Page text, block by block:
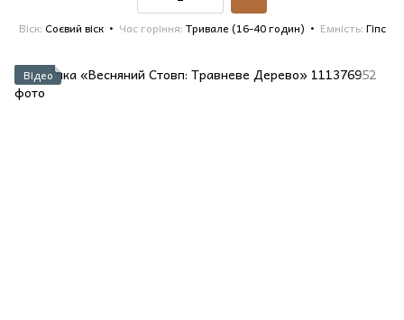
Віск Соєвий віск Час горіння Тривале (16-40 годин) Емність Гіпс
Відео